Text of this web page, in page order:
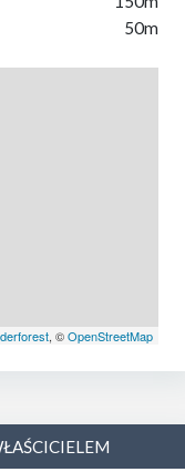
50m
, ©OpenStreetMap